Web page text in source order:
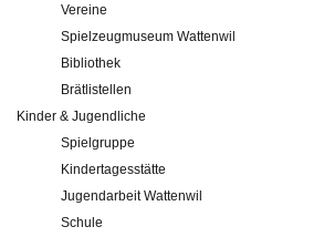
Vereine
Spielzeugmuseum Wattenwil
Bibliothek
Brätlistellen
Kinder & Jugendliche
Spielgruppe
Kindertagesstätte
Jugendarbeit Wattenwil
Schule